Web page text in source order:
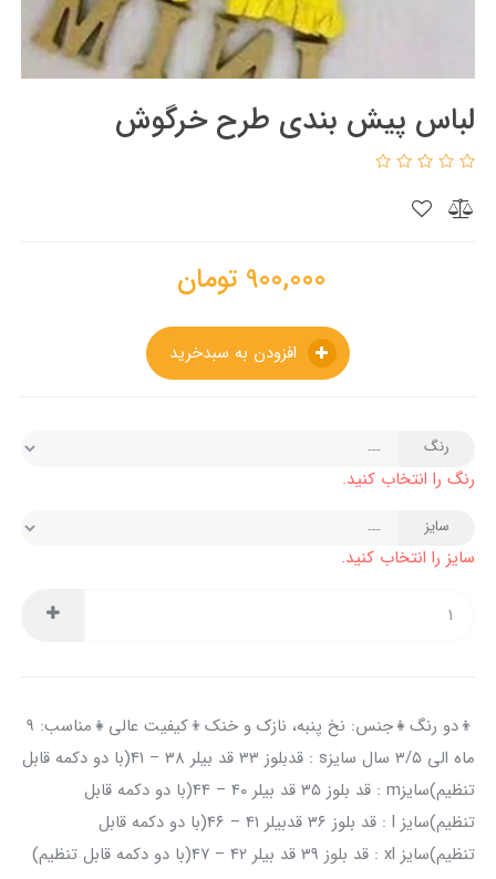
لباس پیش بندی طرح خرگوش
900,000 تومان
رنگ
رنگ را انتخاب کنید.
سایز
سایز را انتخاب کنید.
👦دو رنگ👧جنس: نخ پنبه، نازک و خنک👦کیفیت عالی👧مناسب: ۹
ماه الی ۳/۵ سال سایزs : قدبلوز ۳۳ قد بیلر ۳۸ – ۴۱(با دو دکمه قابل
تنظیم)سایزm : قد بلوز ۳۵ قد بیلر ۴۰ – ۴۴(با دو دکمه قابل
تنظیم)سایز l : قد بلوز ۳۶ قدبیلر ۴۱ – ۴۶(با دو دکمه قابل
تنظیم)سایز xl : قد بلوز ۳۹ قد بیلر ۴۲ – ۴۷(با دو دکمه قابل تنظیم)